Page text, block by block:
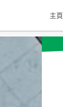
主頁